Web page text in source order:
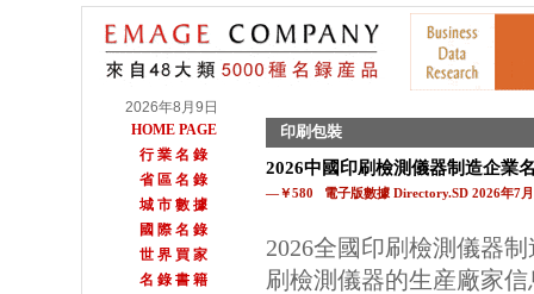
2026年8月9日
HOME PAGE
行 業 名 錄
省 區 名 錄
城 市 數 據
國 際 名 錄
世 界 買 家
名 錄 書 籍
印刷包裝
2026中國印刷檢測儀器制造企業
—￥580 電子版數據 Directory.SD 2026年7
2026全國印刷檢測儀器
刷檢測儀器的生産廠家